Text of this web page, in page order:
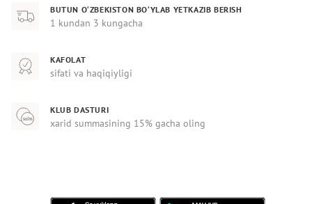
BUTUN O‘ZBEKISTON BO‘YLAB YETKAZIB BERISH
1 kundan 3 kungacha
KAFOLAT
sifati va haqiqiyligi
KLUB DASTURI
xarid summasining 15% gacha oling